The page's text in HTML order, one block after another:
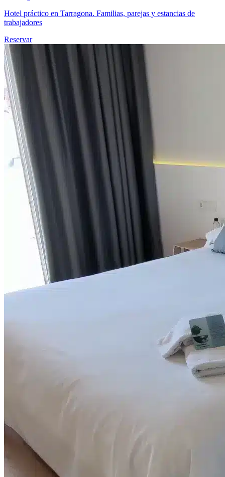
Hotel práctico en Tarragona. Familias, parejas y estancias de
trabajadores
Reservar